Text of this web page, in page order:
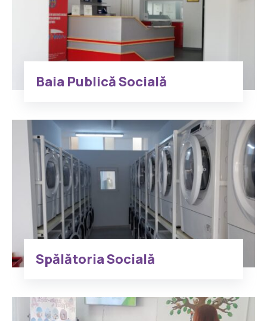
Baia Publică Socială
Spălătoria Socială